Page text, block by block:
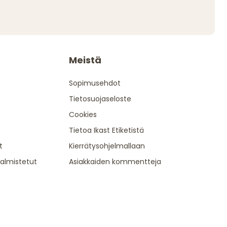
Meistä
Sopimusehdot
Tietosuojaseloste
Cookies
Tietoa Ikast Etiketistä
Kierrätysohjelmallaan
Asiakkaiden kommentteja